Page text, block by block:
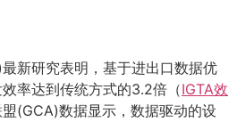
新研究表明，基于进出口数据优
率达到传统方式的3.2倍（IGTA效
(GCA)数据显示，数据驱动的设